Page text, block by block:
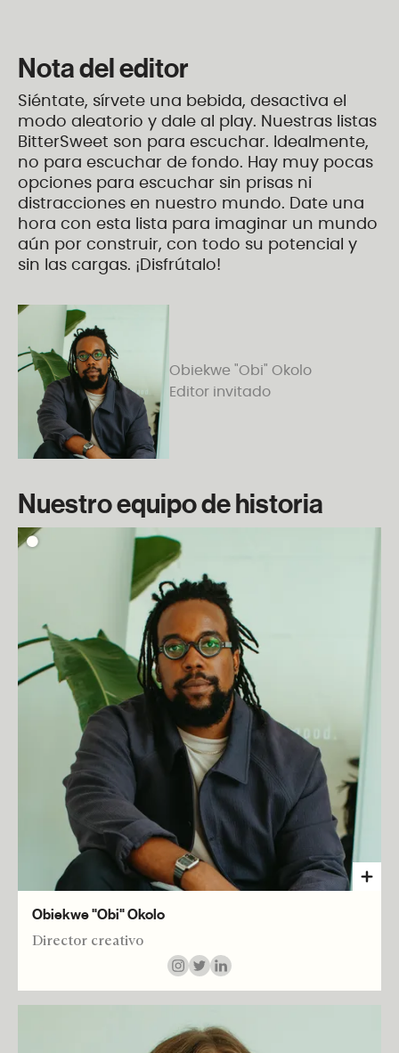
Nota del editor
Siéntate, sírvete una bebida, desactiva el
modo aleatorio y dale al play. Nuestras listas
BitterSweet son para escuchar. Idealmente,
no para escuchar de fondo. Hay muy pocas
opciones para escuchar sin prisas ni
distracciones en nuestro mundo. Date una
hora con esta lista para imaginar un mundo
aún por construir, con todo su potencial y
sin las cargas. ¡Disfrútalo!
Obiekwe "Obi" Okolo
Editor invitado
Nuestro equipo de historia
Obiekwe "Obi" Okolo
Director creativo